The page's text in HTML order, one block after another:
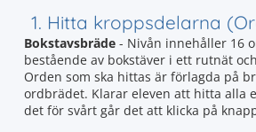
1. Hitta kroppsdelarna
Bokstavsbräde - Nivån innehåller 16
bestående av bokstäver i ett rutnät
Orden som ska hittas är förlagda på
ordbrädet. Klarar eleven att hitta alla
det för svårt går det att klicka på